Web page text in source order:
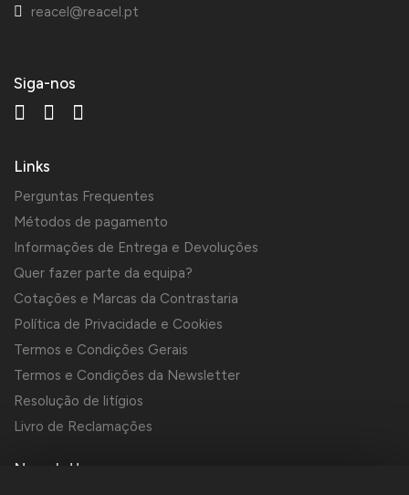
reacel@reacel.pt
Siga-nos
Links
Perguntas Frequentes
Métodos de pagamento
Informações de Entrega e Devoluções
Quer fazer parte da equipa?
Cotações e Marcas da Contrastaria
Política de Privacidade e Cookies
Termos e Condições Gerais
Termos e Condições da Newsletter
Resolução de litígios
Livro de Reclamações
Newsletter